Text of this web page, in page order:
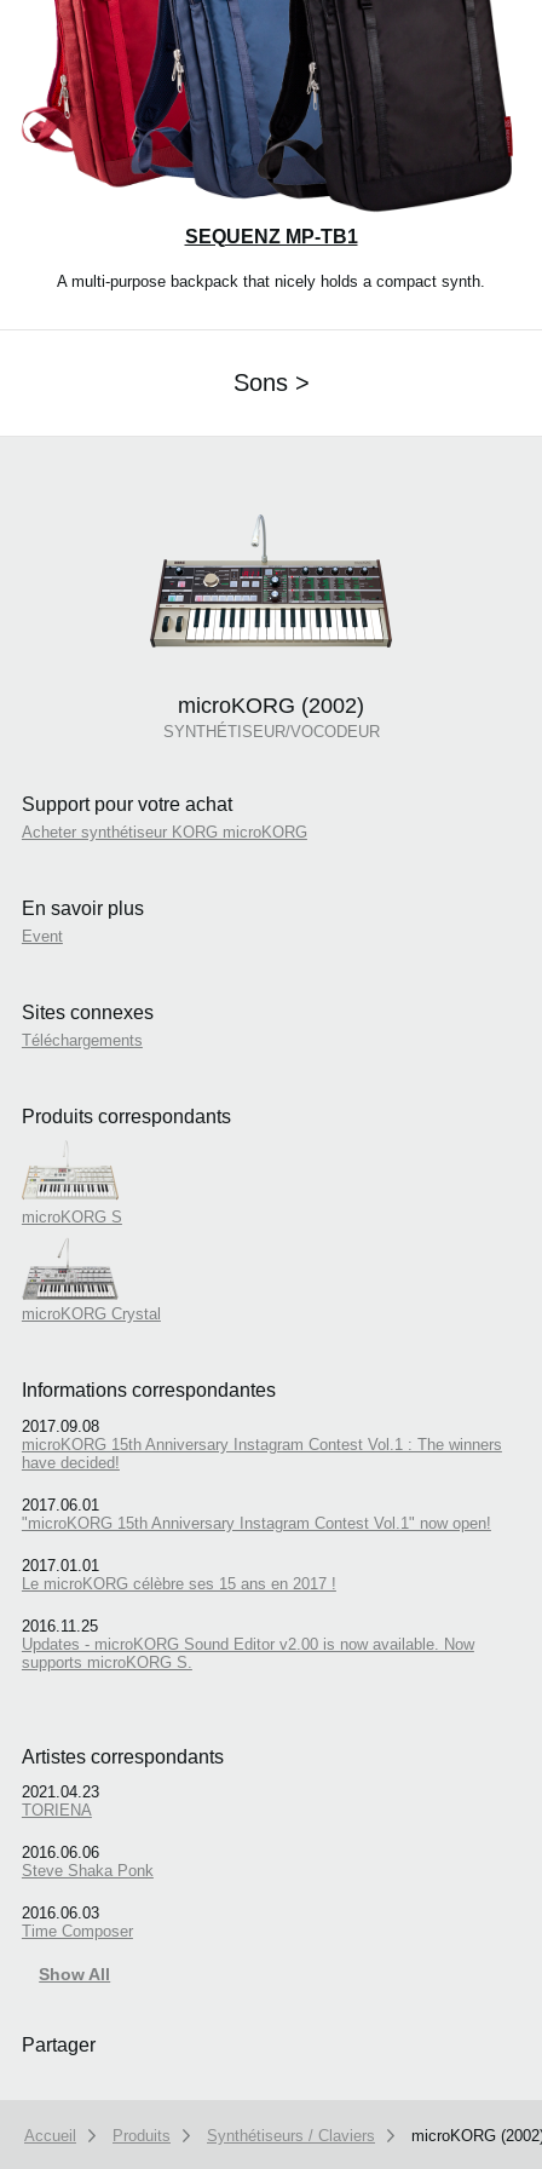
SEQUENZ MP-TB1
A multi-purpose backpack that nicely holds a compact synth.
Sons >
microKORG (2002)
SYNTHÉTISEUR/VOCODEUR
Support pour votre achat
Acheter synthétiseur KORG microKORG
En savoir plus
Event
Sites connexes
Téléchargements
Produits correspondants
microKORG S
microKORG Crystal
Informations correspondantes
2017.09.08
microKORG 15th Anniversary Instagram Contest Vol.1 : The winners
have decided!
2017.06.01
"microKORG 15th Anniversary Instagram Contest Vol.1" now open!
2017.01.01
Le microKORG célèbre ses 15 ans en 2017 !
2016.11.25
Updates - microKORG Sound Editor v2.00 is now available. Now
supports microKORG S.
Artistes correspondants
2021.04.23
TORIENA
2016.06.06
Steve Shaka Ponk
2016.06.03
Time Composer
Show All
Partager
Accueil Produits Synthétiseurs / Claviers microKORG